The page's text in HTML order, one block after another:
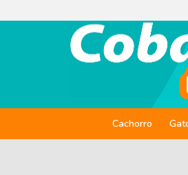
Cachorro